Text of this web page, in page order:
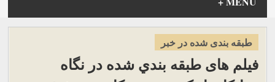
طبقه بندی شده در خبر
فیلم های طبقه بندي شده در نگاه